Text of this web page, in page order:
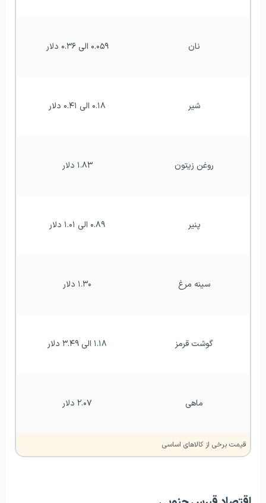
نان ۰.۰۵۹ الی ۰.۳۶ دلار
شیر ۰.۱۸ الی ۰.۴۱ دلار
روغن زیتون ۱.۸۳ دلار
پنیر ۰.۸۹ الی ۱.۰۱ دلار
سینه مرغ ۱.۳۰ دلار
گوشت قرمز ۱.۱۸ الی ۳.۴۹ دلار
ماهی ۲.۰۷ دلار
قیمت برخی از کالاهای اساسی